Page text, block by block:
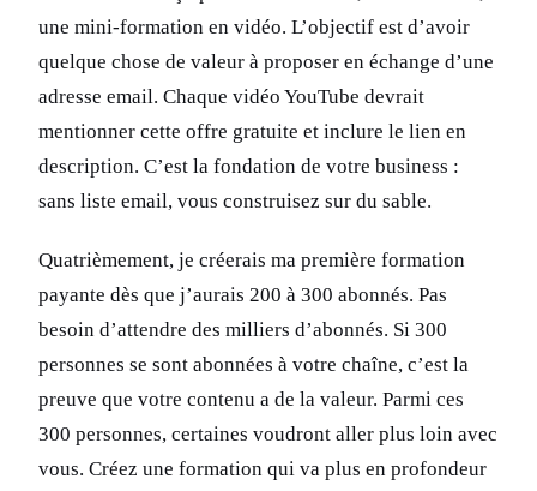
une mini-formation en vidéo. L’objectif est d’avoir
quelque chose de valeur à proposer en échange d’une
adresse email. Chaque vidéo YouTube devrait
mentionner cette offre gratuite et inclure le lien en
description. C’est la fondation de votre business :
sans liste email, vous construisez sur du sable.
Quatrièmement, je créerais ma première formation
payante dès que j’aurais 200 à 300 abonnés. Pas
besoin d’attendre des milliers d’abonnés. Si 300
personnes se sont abonnées à votre chaîne, c’est la
preuve que votre contenu a de la valeur. Parmi ces
300 personnes, certaines voudront aller plus loin avec
vous. Créez une formation qui va plus en profondeur